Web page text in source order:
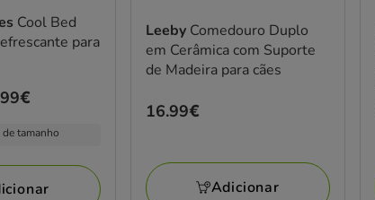
Cool Bed
para
tamanho
Leeby Comedouro Duplo
em Cerâmica com Suporte
de Madeira para cães
Preço
16.99€
Adicionar